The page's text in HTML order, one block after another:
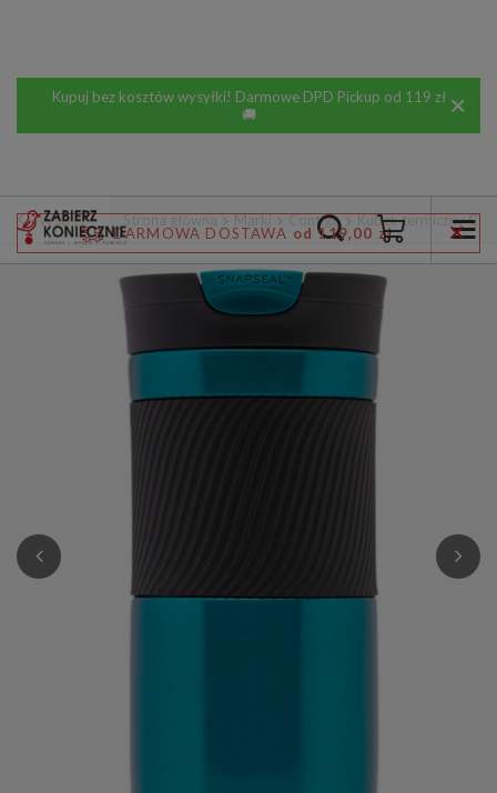
Kupuj bez kosztów wysyłki! Darmowe DPD Pickup od 119 zł
🚚
DARMOWA DOSTAWA od 119,00 zł
Wstecz Strona główna Marki Contigo Kubek termiczny